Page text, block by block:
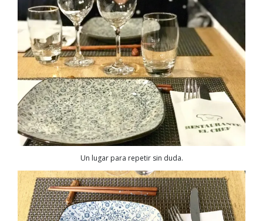
Un lugar para repetir sin duda.